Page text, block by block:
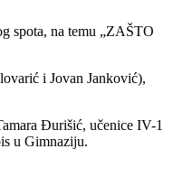
spota, na temu „ZAŠTO
i Jovan Janković),
Đurišić, učenice IV-1
u Gimnaziju.